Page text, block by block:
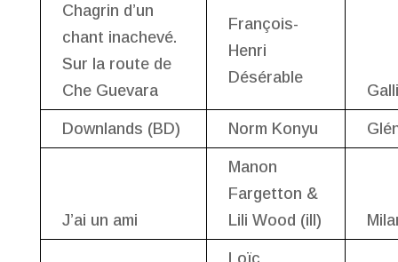
Chagrin d’un
chant inachevé.
Sur la route de
Che Guevara
François-
Henri
Désérable
Downlands (BD) Norm Konyu
J’ai un ami
Manon
Fargetton &
Lili Wood (ill)
Loïc